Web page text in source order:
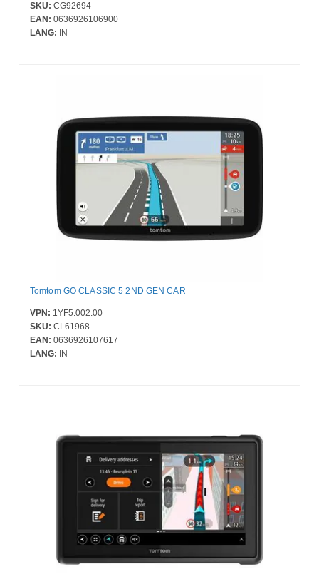
SKU: CG92694
EAN: 0636926106900
LANG: IN
Tomtom GO CLASSIC 5 2ND GEN CAR
VPN: 1YF5.002.00
SKU: CL61968
EAN: 0636926107617
LANG: IN